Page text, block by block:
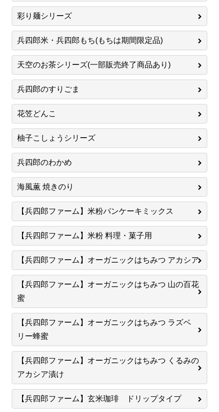
彩り麺シリーズ
兵四郎米・兵四郎もち(もちは期間限定品)
天空のお茶シリーズ(一部販売終了商品あり)
兵四郎のすりごま
花笠どんこ
柚子こしょうシリーズ
兵四郎のわかめ
海風薫 焼きのり
【兵四郎ファーム】米粉パンケーキミックス
【兵四郎ファーム】米粉 料理・菓子用
【兵四郎ファーム】オーガニックはちみつ アカシア
【兵四郎ファーム】オーガニックはちみつ 山の百花
蜜
【兵四郎ファーム】オーガニックはちみつ ラズベ
リー蜂蜜
【兵四郎ファーム】オーガニックはちみつ くるみの
アカシア漬け
【兵四郎ファーム】玄米珈琲 ドリップタイプ